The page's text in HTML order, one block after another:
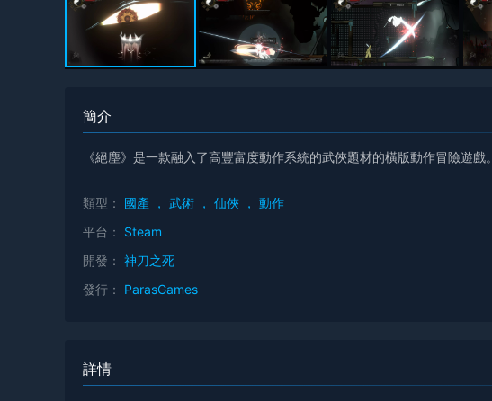
簡介
《絕塵》是一款融入了高豐富度動作系統的武俠題材的橫版動作冒險遊戲。
類型： 國產 ， 武術 ， 仙俠 ， 動作
平台： Steam
開發： 神刀之死
發行： ParasGames
詳情